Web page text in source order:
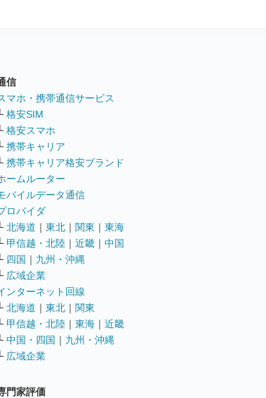
信
マホ・携帯通信サービス
└ 格安SIM
└ 格安スマホ
└ 携帯キャリア
└ 携帯キャリア格安ブランド
ームルーター
バイルデータ通信
ロバイダ
└ 北海道 ｜ 東北 ｜ 関東 ｜ 東海
└ 甲信越・北陸 ｜ 近畿 ｜ 中国
└ 四国 ｜ 九州・沖縄
└ 広域企業
ンターネット回線
└ 北海道 ｜ 東北 ｜ 関東
└ 甲信越・北陸 ｜ 東海 ｜ 近畿
└ 中国・四国 ｜ 九州・沖縄
└ 広域企業
門家評価